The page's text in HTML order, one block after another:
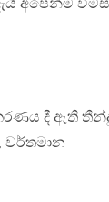
අපෙන්ම
දී ඇති